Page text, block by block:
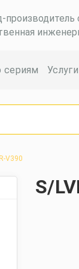
сериям Услуги
V390
S/